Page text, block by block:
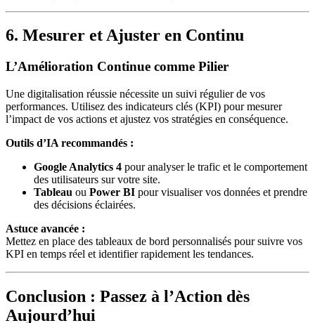
6. Mesurer et Ajuster en Continu
L’Amélioration Continue comme Pilier
Une digitalisation réussie nécessite un suivi régulier de vos
performances. Utilisez des indicateurs clés (KPI) pour mesurer
l’impact de vos actions et ajustez vos stratégies en conséquence.
Outils d’IA recommandés :
Google Analytics 4 pour analyser le trafic et le comportement
des utilisateurs sur votre site.
Tableau ou Power BI pour visualiser vos données et prendre
des décisions éclairées.
Astuce avancée :
Mettez en place des tableaux de bord personnalisés pour suivre vos
KPI en temps réel et identifier rapidement les tendances.
Conclusion : Passez à l’Action dès
Aujourd’hui